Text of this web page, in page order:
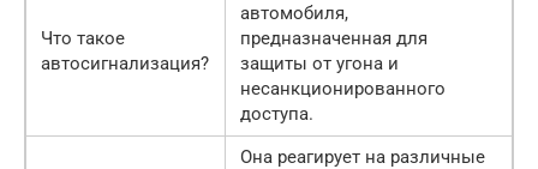
Что такое
автосигнализация?
автомобиля,
предназначенная для
защиты от угона и
несанкционированного
доступа.
Она реагирует на различные